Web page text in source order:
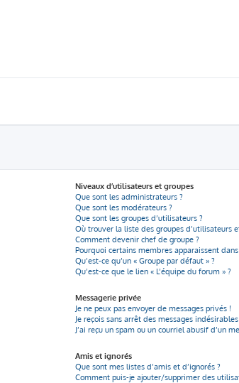
Niveaux d’utilisateurs et groupes
Que sont les administrateurs ?
Que sont les modérateurs ?
Que sont les groupes d’utilisateurs ?
Où trouver la liste des groupes d’utilisateurs
Comment devenir chef de groupe ?
Pourquoi certains membres apparaissent
Qu’est-ce qu’un « Groupe par défaut » ?
Qu’est-ce que le lien « L’équipe du forum » ?
Messagerie privée
Je ne peux pas envoyer de messages privés !
Je reçois sans arrêt des messages
J’ai reçu un spam ou un courriel abusif d’un
Amis et ignorés
Que sont mes listes d’amis et d’ignorés ?
Comment puis-je ajouter/supprimer des